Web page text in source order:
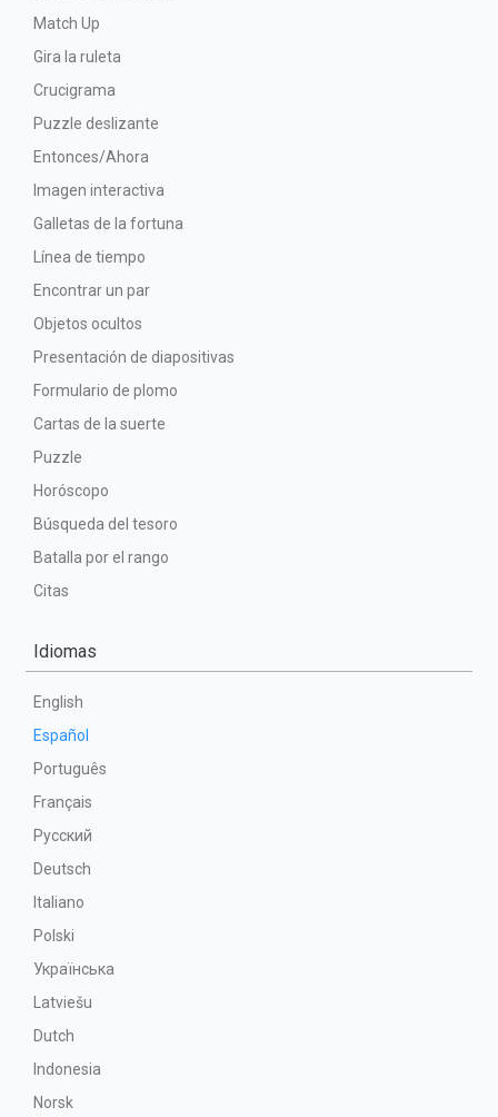
Match Up
Gira la ruleta
Crucigrama
Puzzle deslizante
Entonces/Ahora
Imagen interactiva
Galletas de la fortuna
Línea de tiempo
Encontrar un par
Objetos ocultos
Presentación de diapositivas
Formulario de plomo
Cartas de la suerte
Puzzle
Horóscopo
Búsqueda del tesoro
Batalla por el rango
Citas
Idiomas
English
Español
Português
Français
Русский
Deutsch
Italiano
Polski
Українська
Latviešu
Dutch
Indonesia
Norsk